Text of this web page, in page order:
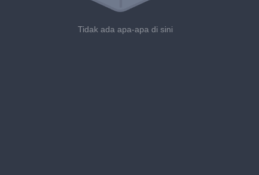
Tidak ada apa-apa di sini